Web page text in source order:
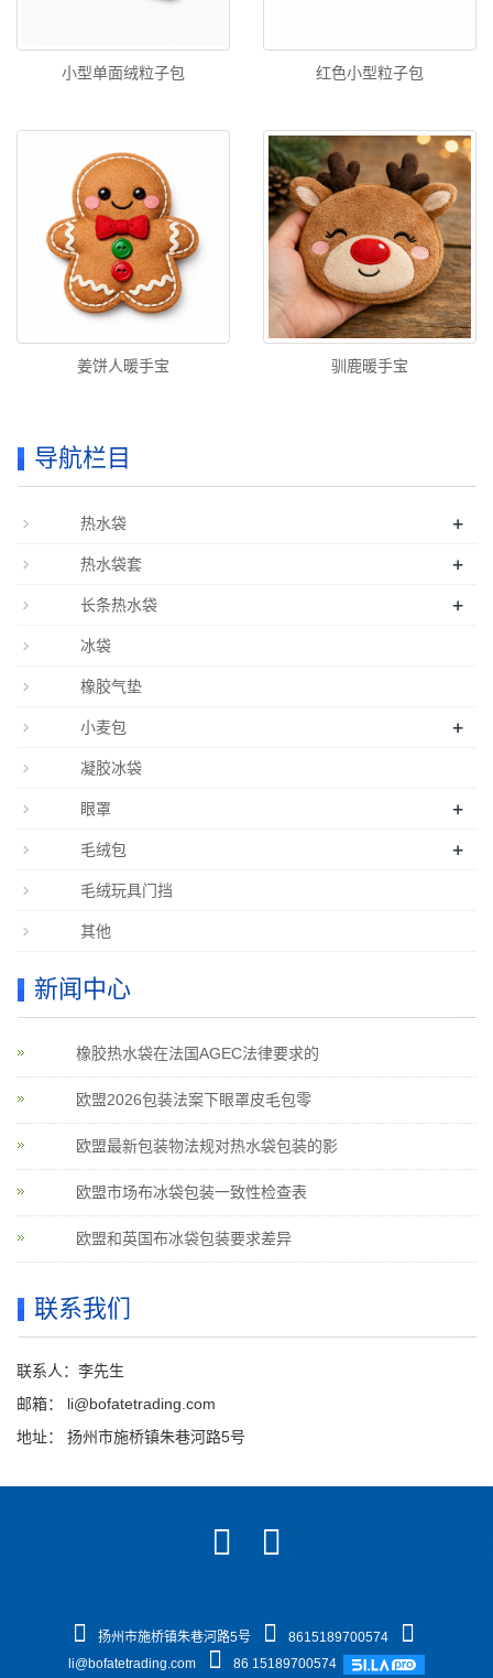
小型单面绒粒子包 红色小型粒子包
姜饼人暖手宝 驯鹿暖手宝
导航栏目
热水袋 +
热水袋套 +
长条热水袋 +
冰袋
橡胶气垫
小麦包 +
凝胶冰袋
眼罩 +
毛绒包 +
毛绒玩具门挡
其他
新闻中心
橡胶热水袋在法国AGEC法律要求的
欧盟2026包装法案下眼罩皮毛包零
欧盟最新包装物法规对热水袋包装的影
欧盟市场布冰袋包装一致性检查表
欧盟和英国布冰袋包装要求差异
联系我们
联系人：李先生
邮箱：
li@bofatetrading.com
地址： 扬州市施桥镇朱巷河路5号
扬州市施桥镇朱巷河路5号
8615189700574
li@bofatetrading.com
86 15189700574